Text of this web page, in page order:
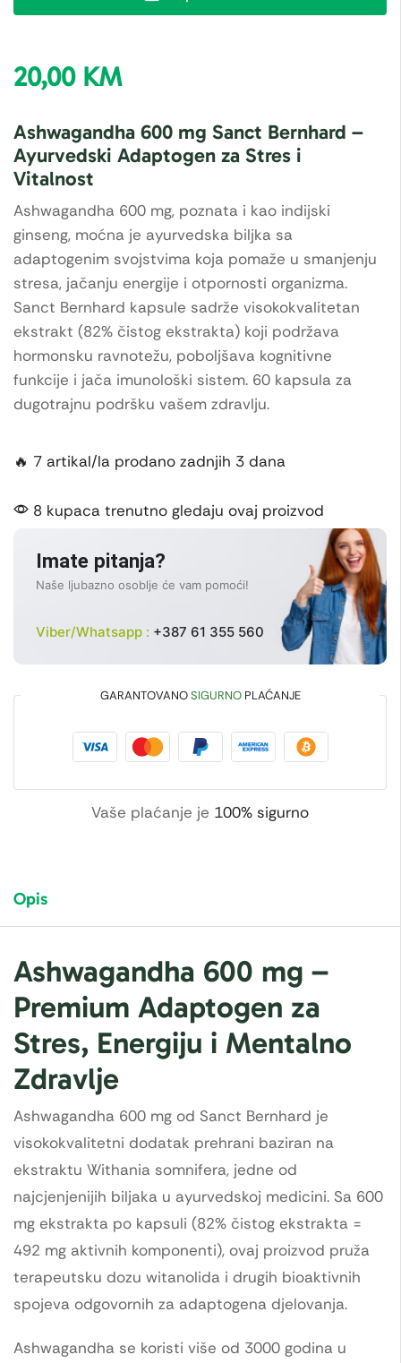
20,00 KM
Ashwagandha 600 mg Sanct Bernhard –
Ayurvedski Adaptogen za Stres i
Vitalnost
Ashwagandha 600 mg, poznata i kao indijski
ginseng, moćna je ayurvedska biljka sa
adaptogenim svojstvima koja pomaže u smanjenju
stresa, jačanju energije i otpornosti organizma.
Sanct Bernhard kapsule sadrže visokokvalitetan
ekstrakt (82% čistog ekstrakta) koji podržava
hormonsku ravnotežu, poboljšava kognitivne
funkcije i jača imunološki sistem. 60 kapsula za
dugotrajnu podršku vašem zdravlju.
🔥 7 artikal/la prodano zadnjih 3 dana
8 kupaca trenutno gledaju ovaj proizvod
Imate pitanja?
Naše ljubazno osoblje će vam pomoći!
Viber/Whatsapp : +387 61 355 560
GARANTOVANOSIGURNOPLAĆANJE
Vaše plaćanje je 100% sigurno
Opis
Ashwagandha 600 mg –
Premium Adaptogen za
Stres, Energiju i Mentalno
Zdravlje
Ashwagandha 600 mg od Sanct Bernhard je
visokokvalitetni dodatak prehrani baziran na
ekstraktu Withania somnifera, jedne od
najcjenjenijih biljaka u ayurvedskoj medicini. Sa 600
mg ekstrakta po kapsuli (82% čistog ekstrakta =
492 mg aktivnih komponenti), ovaj proizvod pruža
terapeutsku dozu witanolida i drugih bioaktivnih
spojeva odgovornih za adaptogena djelovanja.
Ashwagandha se koristi više od 3000 godina u